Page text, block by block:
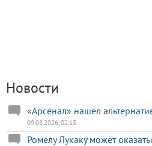
Новости
«Арсенал» нашёл
09.08.2026, 02:15
Ромелу Лукаку может